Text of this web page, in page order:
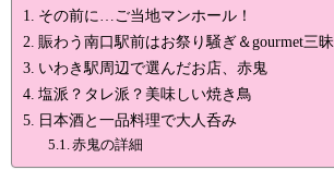
その前に…ご当地マンホール！
賑わう南口駅前はお祭り騒ぎ＆gourmet三昧
いわき駅周辺で選んだお店、赤鬼
塩派？タレ派？美味しい焼き鳥
日本酒と一品料理で大人呑み
赤鬼の詳細